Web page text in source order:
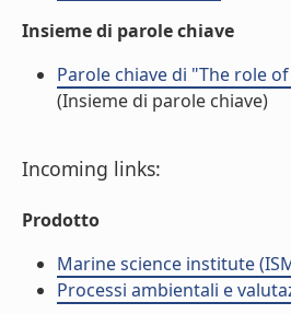
Insieme di parole chiave
Parole chiave di "The role
(Insieme di parole chiave)
Incoming links:
Prodotto
Marine science institute
Processi ambientali e